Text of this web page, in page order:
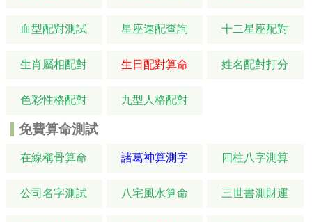
血型配對測試 星座速配查詢 十二星座配對
生肖屬相配對 生日配對算命 姓名配對打分
色彩性格配對 九型人格配對
免費算命測試
在線稱骨算命 諸葛神算測字 四柱八字測算
公司名字測試 八宅風水算命 三世書測財運